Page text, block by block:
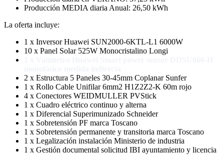
Producción MEDIA diaria Anual: 26,50 kWh
La oferta incluye:
1 x Inversor Huawei SUN2000-6KTL-L1 6000W
10 x Panel Solar 525W Monocristalino Longi
2 x Estructura 5 Paneles 30-45mm Coplanar Sunfer
1 x Rollo Cable Unifilar 6mm2 H1Z2Z2-K 60m rojo
4 x Conectores WEIDMULLER PVStick
1 x Cuadro eléctrico continuo y alterna
1 x Diferencial Superimunizado Schneider
1 x Sobretensión PF marca Toscano
1 x Sobretensión permanente y transitoria marca Toscano
1 x Legalización instalación Ministerio de industria
1 x Gestión documental solicitud IBI ayuntamiento y licencia